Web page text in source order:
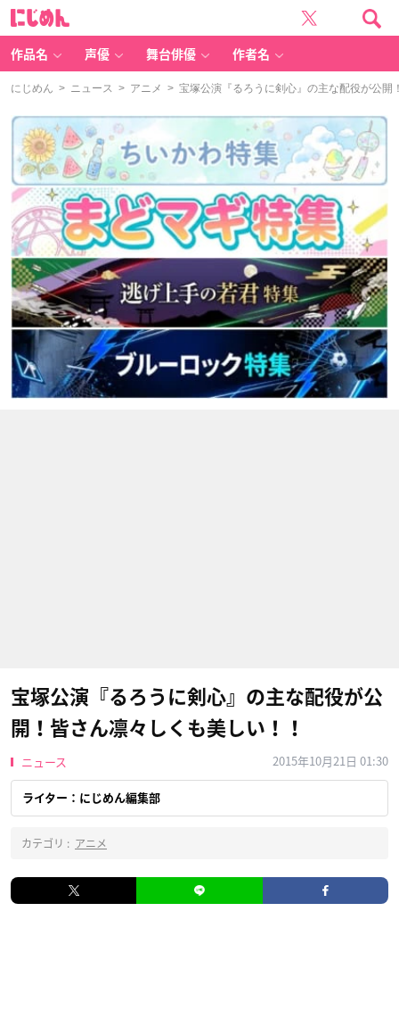
作品名 声優 舞台俳優 作者名
にじめん > ニュース > アニメ > 宝塚公演『るろうに剣心』の主な配役が公開
宝塚公演『るろうに剣心』の主な配役が公
開！皆さん凛々しくも美しい！！
ニュース 2015年10月21日 01:30
ライター：にじめん編集部
カテゴリ : アニメ